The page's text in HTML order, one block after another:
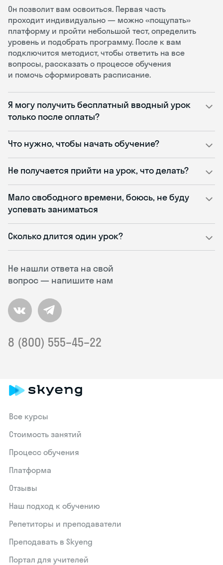
Не нашли ответа на свой
вопрос — напишите нам
8 (800) 555–45–22
Он позволит вам освоиться. Первая часть
проходит индивидуально — можно «пощупать»
платформу и пройти небольшой тест, определить
уровень и подобрать программу. После к вам
подключится методист, чтобы ответить на все
вопросы, рассказать о процессе обучения
и помочь сформировать расписание.
Я могу получить бесплатный вводный урок
только после оплаты?
Что нужно, чтобы начать обучение?
Не получается прийти на урок, что делать?
Мало свободного времени, боюсь, не буду
успевать заниматься
Сколько длится один урок?
Все курсы
Стоимость занятий
Процесс обучения
Платформа
Отзывы
Наш подход к обучению
Репетиторы и преподаватели
Преподавать в Skyeng
Портал для учителей